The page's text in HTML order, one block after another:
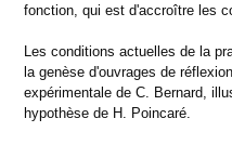
fonction, qui est d'accroître les
Les conditions actuelles de la
la genèse d'ouvrages de
expérimentale de C. Bernard,
hypothèse de H. Poincaré.